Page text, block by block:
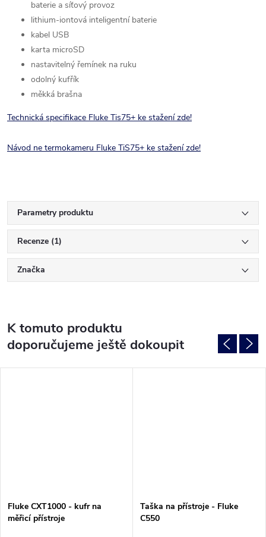
baterie a síťový provoz
lithium-iontová inteligentní baterie
kabel USB
karta microSD
nastavitelný řemínek na ruku
odolný kufřík
měkká brašna
Technická specifikace Fluke Tis75+ ke stažení zde!
Návod ne termokameru Fluke TiS75+ ke stažení zde!
Parametry produktu
Recenze (1)
Značka
K tomuto produktu
doporučujeme ještě dokoupit
Fluke CXT1000 - kufr na
měřicí přístroje
Taška na přístroje - Fluke
C550